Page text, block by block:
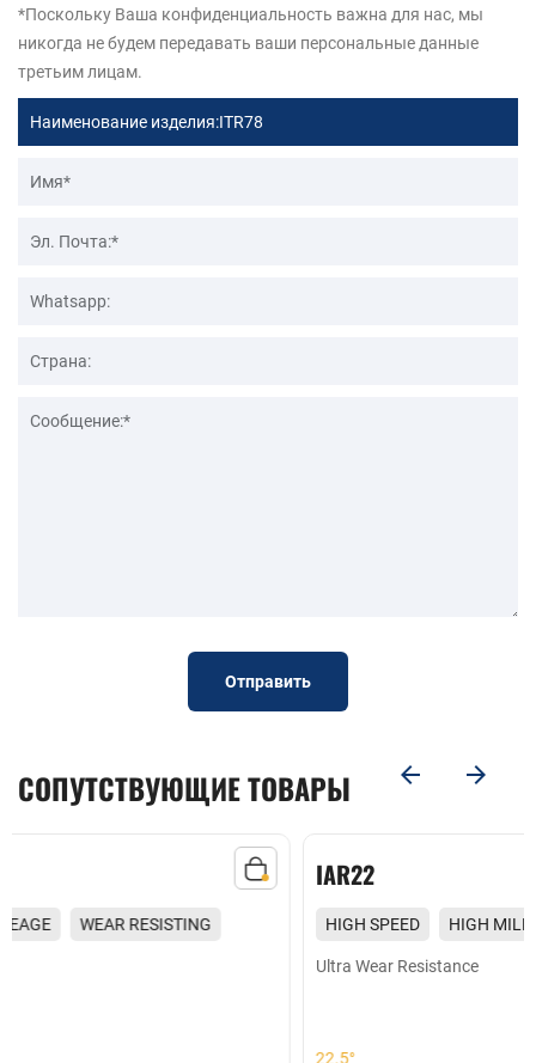
*Поскольку Ваша конфиденциальность важна для нас, мы
никогда не будем передавать ваши персональные данные
третьим лицам.
Отправить
СОПУТСТВУЮЩИЕ ТОВАРЫ
HIGH SPEED HIGH MILEAGE
WEAR RESISTING